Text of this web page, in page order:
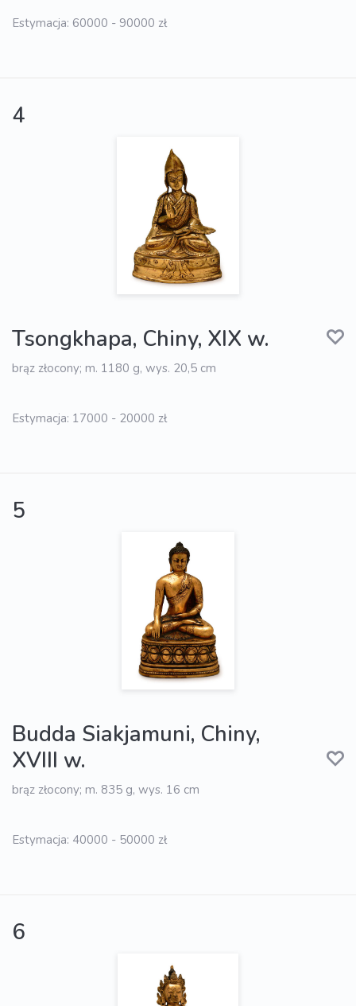
Estymacja: 60000 - 90000 zł
4
Tsongkhapa, Chiny, XIX w.
brąz złocony; m. 1180 g, wys. 20,5 cm
Estymacja: 17000 - 20000 zł
5
Budda Siakjamuni, Chiny,
XVIII w.
brąz złocony; m. 835 g, wys. 16 cm
Estymacja: 40000 - 50000 zł
6